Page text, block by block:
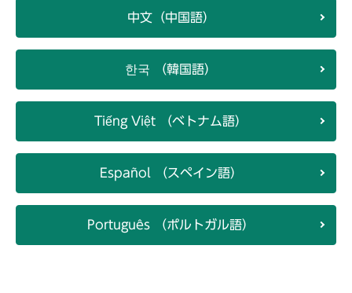
中文（中国語）
한국 （韓国語）
Tiếng Việt （ベトナム語）
Español （スペイン語）
Português （ポルトガル語）